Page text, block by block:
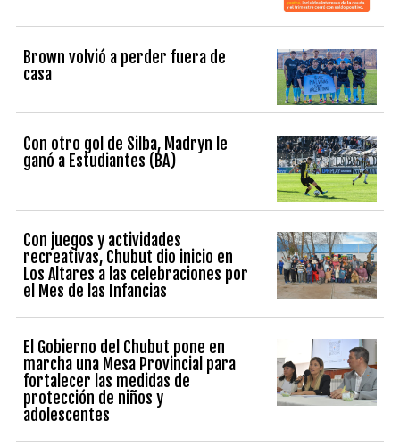
Brown volvió a perder fuera de
casa
Con otro gol de Silba, Madryn le
ganó a Estudiantes (BA)
Con juegos y actividades
recreativas, Chubut dio inicio en
Los Altares a las celebraciones por
el Mes de las Infancias
El Gobierno del Chubut pone en
marcha una Mesa Provincial para
fortalecer las medidas de
protección de niños y
adolescentes